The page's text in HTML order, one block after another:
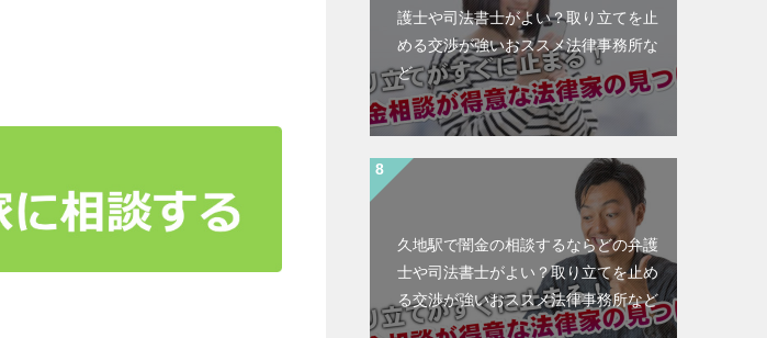
護士や司法書士がよい？取り立てを止
める交渉が強いおススメ法律事務所な
ど
久地駅で闇金の相談するならどの弁護
士や司法書士がよい？取り立てを止め
る交渉が強いおススメ法律事務所など